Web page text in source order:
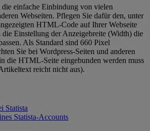
die einfache Einbindung von vielen
Webseiten. Pflegen Sie dafür den, unter
HTML-Code auf Ihrer Webseite
Einstellung der Anzeigebreite (Width) die
Als Standard sind 660 Pixel
Sie bei Wordpress-Seiten und anderen
die HTML-Seite eingebunden werden muss
reicht nicht aus).
Statista
Statista-Accounts